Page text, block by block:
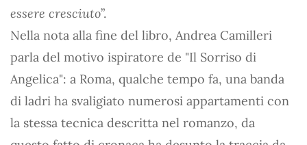
essere cresciuto”.
Nella nota alla fine del libro, Andrea Camilleri
parla del motivo ispiratore de "Il Sorriso di
Angelica": a Roma, qualche tempo fa, una banda
di ladri ha svaligiato numerosi appartamenti con
la stessa tecnica descritta nel romanzo, da